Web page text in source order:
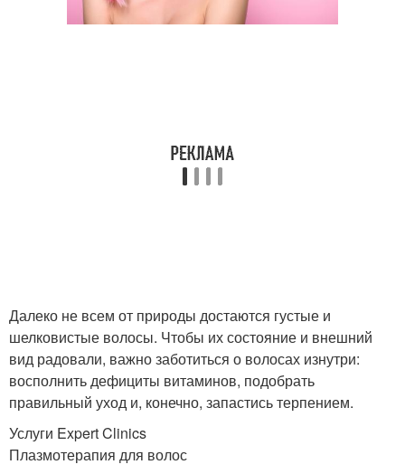
Далеко не всем от природы достаются густые и
шелковистые волосы. Чтобы их состояние и внешний
вид радовали, важно заботиться о волосах изнутри:
восполнить дефициты витаминов, подобрать
правильный уход и, конечно, запастись терпением.
Услуги Expert Clinics
Плазмотерапия для волос